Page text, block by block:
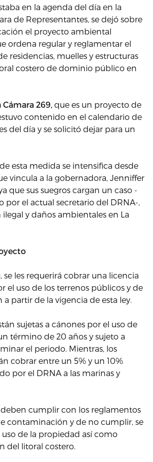
en la agenda del día en la
de Representantes, se dejó sobre
el proyecto ambiental
ordena regular y reglamentar el
residencias, muelles y estructuras
costero de dominio público en
269, que es un proyecto de
contenido en el calendario de
del día y se solicitó dejar para un
esta medida se intensifica desde
vincula a la gobernadora, Jenniffer
que sus suegros cargan un caso -
por el actual secretario del DRNA-,
y daños ambientales en La
se les requerirá cobrar una licencia
el uso de los terrenos públicos y de
partir de la vigencia de esta ley.
sujetas a cánones por el uso de
término de 20 años y sujeto a
el periodo. Mientras, los
cobrar entre un 5% y un 10%
por el DRNA a las marinas y
deben cumplir con los reglamentos
contaminación y de no cumplir, se
de la propiedad así como
del litoral costero.